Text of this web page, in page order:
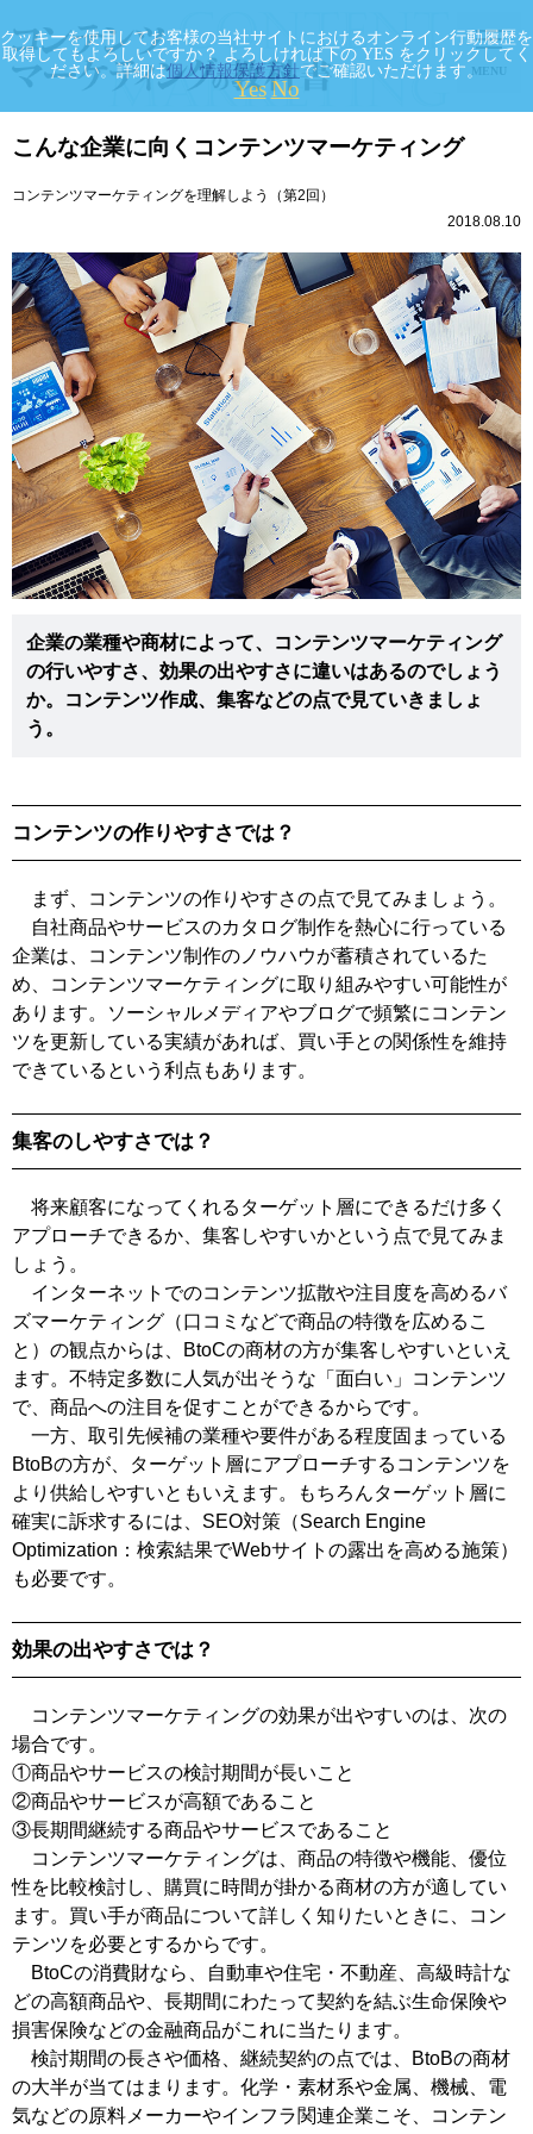
MENU
こんな企業に向くコンテンツマーケティング
コンテンツマーケティングを理解しよう（第2回）
2018.08.10
企業の業種や商材によって、コンテンツマーケティング
の行いやすさ、効果の出やすさに違いはあるのでしょう
か。コンテンツ作成、集客などの点で見ていきましょ
う。
コンテンツの作りやすさでは？
まず、コンテンツの作りやすさの点で見てみましょう。
自社商品やサービスのカタログ制作を熱心に行っている
企業は、コンテンツ制作のノウハウが蓄積されているた
め、コンテンツマーケティングに取り組みやすい可能性が
あります。ソーシャルメディアやブログで頻繁にコンテン
ツを更新している実績があれば、買い手との関係性を維持
できているという利点もあります。
集客のしやすさでは？
将来顧客になってくれるターゲット層にできるだけ多く
アプローチできるか、集客しやすいかという点で見てみま
しょう。
インターネットでのコンテンツ拡散や注目度を高めるバ
ズマーケティング（口コミなどで商品の特徴を広めるこ
と）の観点からは、BtoCの商材の方が集客しやすいといえ
ます。不特定多数に人気が出そうな「面白い」コンテンツ
で、商品への注目を促すことができるからです。
一方、取引先候補の業種や要件がある程度固まっている
BtoBの方が、ターゲット層にアプローチするコンテンツを
より供給しやすいともいえます。もちろんターゲット層に
確実に訴求するには、SEO対策（Search Engine
Optimization：検索結果でWebサイトの露出を高める施策）
も必要です。
効果の出やすさでは？
コンテンツマーケティングの効果が出やすいのは、次の
場合です。
①商品やサービスの検討期間が長いこと
②商品やサービスが高額であること
③長期間継続する商品やサービスであること
コンテンツマーケティングは、商品の特徴や機能、優位
性を比較検討し、購買に時間が掛かる商材の方が適してい
ます。買い手が商品について詳しく知りたいときに、コン
テンツを必要とするからです。
BtoCの消費財なら、自動車や住宅・不動産、高級時計な
どの高額商品や、長期間にわたって契約を結ぶ生命保険や
損害保険などの金融商品がこれに当たります。
検討期間の長さや価格、継続契約の点では、BtoBの商材
の大半が当てはまります。化学・素材系や金属、機械、電
気などの原料メーカーやインフラ関連企業こそ、コンテン
クッキーを使用してお客様の当社サイトにおけるオンライン行動履歴を
取得してもよろしいですか？ よろしければ下の YES をクリックしてく
ださい。詳細は個人情報保護方針でご確認いただけます。
Yes No